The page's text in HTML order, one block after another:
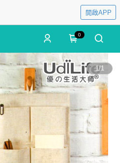
開啟APP
0
1/1